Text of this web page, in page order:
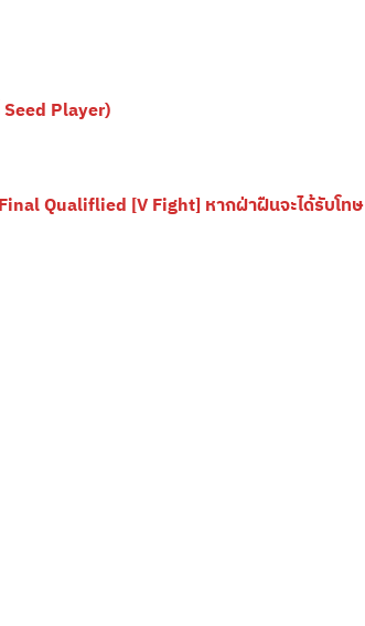
Player)
Qualiflied [V Fight] หากฝ่าฝืนจะได้รับโทษ